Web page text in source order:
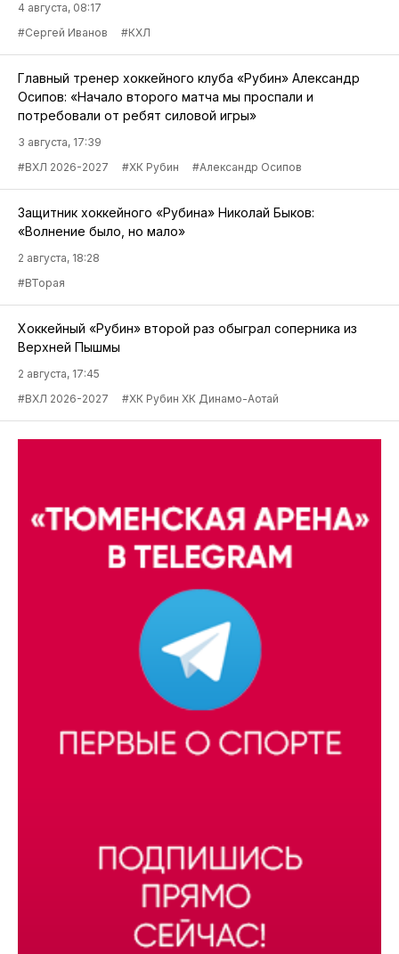
4 августа, 08:17
#Сергей Иванов
#КХЛ
Главный тренер хоккейного клуба «Рубин» Александр
Осипов: «Начало второго матча мы проспали и
потребовали от ребят силовой игры»
3 августа, 17:39
#ВХЛ 2026-2027
#ХК Рубин #Александр Осипов
Защитник хоккейного «Рубина» Николай Быков:
«Волнение было, но мало»
2 августа, 18:28
#ВТорая
Хоккейный «Рубин» второй раз обыграл соперника из
Верхней Пышмы
2 августа, 17:45
#ВХЛ 2026-2027
#ХК Рубин ХК Динамо-Аотай